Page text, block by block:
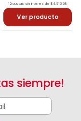
sin interes de $4.916,58
Ver producto
siempre!